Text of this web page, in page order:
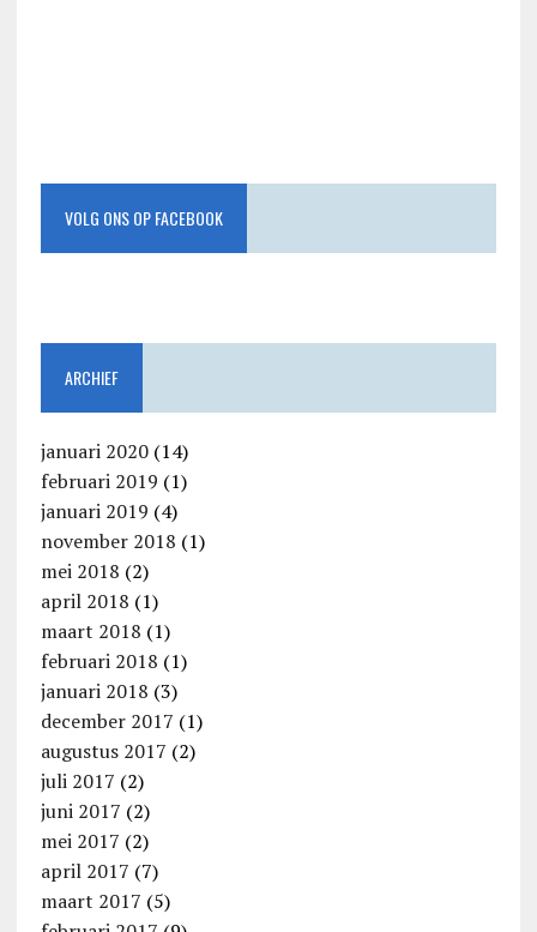
VOLG ONS OP FACEBOOK
ARCHIEF
januari 2020(14)
februari 2019 (1)
januari 2019 (4)
november 2018 (1)
mei 2018 (2)
april 2018 (1)
maart 2018 (1)
februari 2018 (1)
januari 2018 (3)
december 2017 (1)
augustus 2017 (2)
juli 2017 (2)
juni 2017 (2)
mei 2017 (2)
april 2017 (7)
maart 2017 (5)